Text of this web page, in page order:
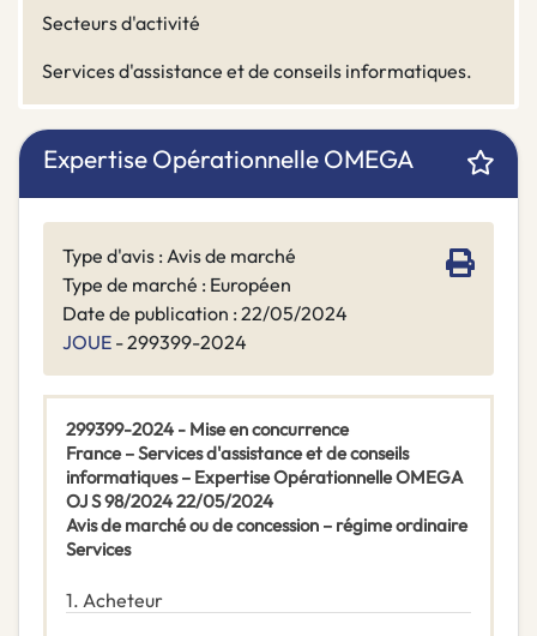
Secteurs d'activité
Services d'assistance et de conseils informatiques.
Expertise Opérationnelle OMEGA
Type d'avis : Avis de marché
Type de marché : Européen
Date de publication : 22/05/2024
JOUE - 299399-2024
299399-2024 - Mise en concurrence
France – Services d'assistance et de conseils
informatiques – Expertise Opérationnelle OMEGA
OJ S 98/2024 22/05/2024
Avis de marché ou de concession – régime ordinaire
Services
1. Acheteur